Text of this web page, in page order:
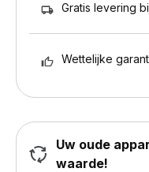
Gratis levering
Wettelijke
Uw oude
waarde!